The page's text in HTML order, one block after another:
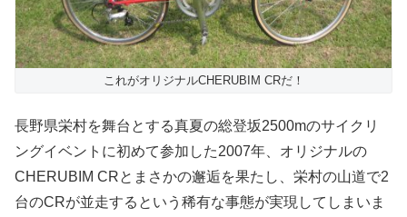
これがオリジナルCHERUBIM CRだ！
長野県栄村を舞台とする真夏の総登坂2500mのサイクリ
ングイベントに初めて参加した2007年、オリジナルの
CHERUBIM CRとまさかの邂逅を果たし、栄村の山道で2
台のCRが並走するという稀有な事態が実現してしまいま